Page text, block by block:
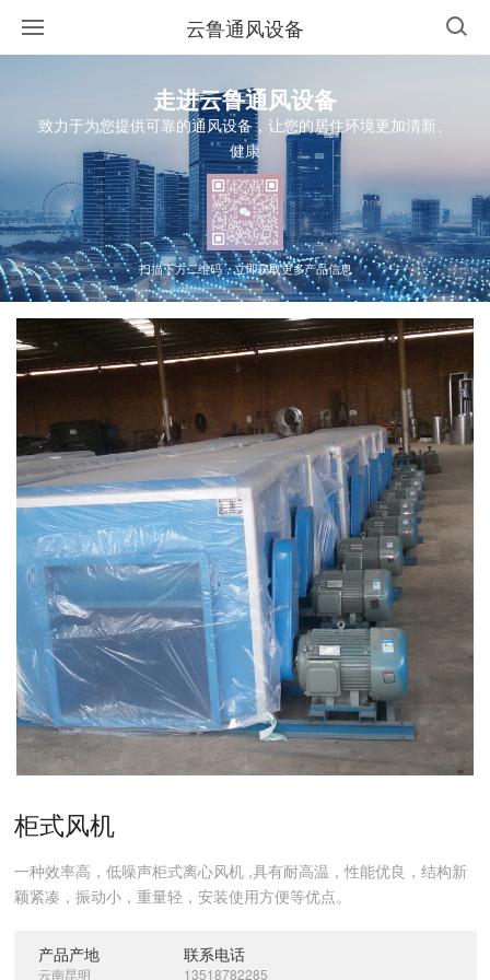
云鲁通风设备
走进云鲁通风设备
致力于为您提供可靠的通风设备，让您的居住环境更加清新、
健康
扫描下方二维码，立即获取更多产品信息
柜式风机
一种效率高，低噪声柜式离心风机 ,具有耐高温，性能优良，结构新
颖紧凑，振动小，重量轻，安装使用方便等优点。
产品产地
云南昆明
联系电话
13518782285